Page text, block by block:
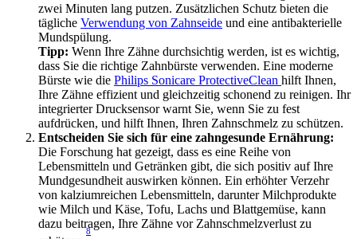
zwei Minuten lang putzen. Zusätzlichen Schutz bieten die
tägliche Verwendung von Zahnseide und eine antibakterielle
Mundspülung.
Tipp: Wenn Ihre Zähne durchsichtig werden, ist es wichtig,
dass Sie die richtige Zahnbürste verwenden. Eine moderne
Bürste wie die Philips Sonicare ProtectiveClean hilft Ihnen,
Ihre Zähne effizient und gleichzeitig schonend zu reinigen. Ihr
integrierter Drucksensor warnt Sie, wenn Sie zu fest
aufdrücken, und hilft Ihnen, Ihren Zahnschmelz zu schützen.
Entscheiden Sie sich für eine zahngesunde Ernährung:
Die Forschung hat gezeigt, dass es eine Reihe von
Lebensmitteln und Getränken gibt, die sich positiv auf Ihre
Mundgesundheit auswirken können. Ein erhöhter Verzehr
von kalziumreichen Lebensmitteln, darunter Milchprodukte
wie Milch und Käse, Tofu, Lachs und Blattgemüse, kann
dazu beitragen, Ihre Zähne vor Zahnschmelzverlust zu
8